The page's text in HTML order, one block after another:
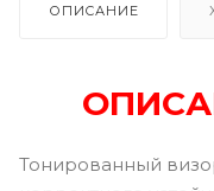
ОПИСАНИЕ
Тонированный